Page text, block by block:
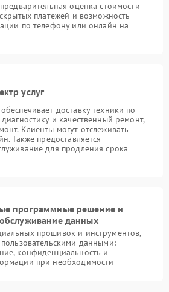
оценка стоимости
платежей и возможность
по телефону или онлайн на
услуг
доставку техники по
и качественный ремонт,
Клиенты могут отслеживать
Также предоставляется
для продления срока
программные решение и
данных
прошивок и инструментов,
данными:
конфиденциальность и
при необходимости